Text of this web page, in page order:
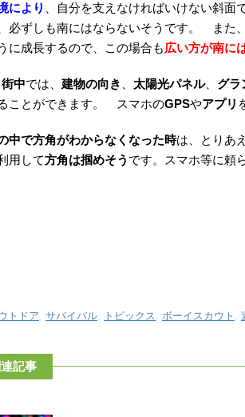
により
、自分を支えなければいけない斜面
必ずしも南にはならないそうです。 また
に成長するので、この場合も広い方が南に
街中では、 建物の向き 太陽光パネル、 グラ
ことができます。 スマホのGPSやアプリ
中で方角がわからなくなった時は、とりあ
用して方角は掴めそう です。スマホ等に頼
トドア, サバイバル, トピックス, ボーイスカウト ,
記事